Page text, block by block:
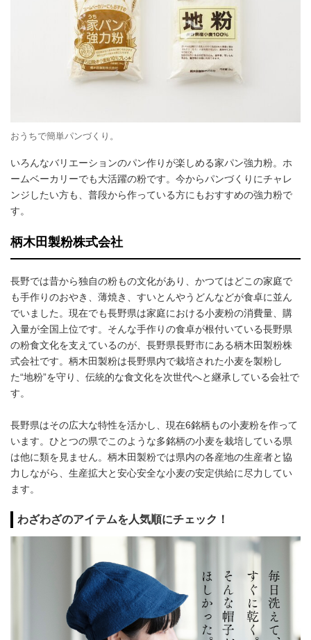
おうちで簡単パンづくり。
いろんなバリエーションのパン作りが楽しめる家パン強力粉。ホ
ームベーカリーでも大活躍の粉です。今からパンづくりにチャレ
ンジしたい方も、普段から作っている方にもおすすめの強力粉で
す。
柄木田製粉株式会社
長野では昔から独自の粉もの文化があり、かつてはどこの家庭で
も手作りのおやき、薄焼き、すいとんやうどんなどが食卓に並ん
でいました。現在でも長野県は家庭における小麦粉の消費量、購
入量が全国上位です。そんな手作りの食卓が根付いている長野県
の粉食文化を支えているのが、長野県長野市にある柄木田製粉株
式会社です。柄木田製粉は長野県内で栽培された小麦を製粉し
た“地粉”を守り、伝統的な食文化を次世代へと継承している会社で
す。
長野県はその広大な特性を活かし、現在6銘柄もの小麦粉を作って
います。ひとつの県でこのような多銘柄の小麦を栽培している県
は他に類を見ません。柄木田製粉では県内の各産地の生産者と協
力しながら、生産拡大と安心安全な小麦の安定供給に尽力してい
ます。
わざわざのアイテムを人気順にチェック！